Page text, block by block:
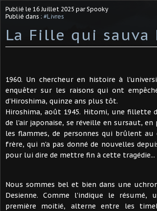
Publié le 16 Juillet 2025 par Spooky
Publié dans : #Livres
La Fille qui sauva
1960. Un chercheur en histoire à
enquêter sur les raisons qui ont
d'Hiroshima, quinze ans plus tôt.
Hiroshima, août 1945. Hitomi, une
de l'air japonaise, se réveille en sursaut, en
les flammes, de personnes qui brûlent
frère, qui n'a pas donné de nouvelles
pour lui dire de mettre fin à cette tragédie...
Nous sommes bel et bien dans une
Desienne. Comme l'indique le
première moitié, alterne entre les